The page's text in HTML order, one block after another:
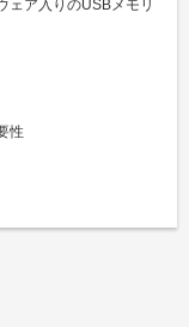
ェア入りのUSBメモリ
性